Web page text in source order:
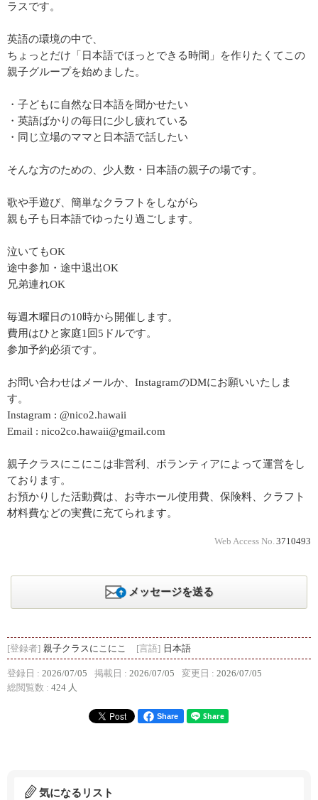
ラスです。
英語の環境の中で、
ちょっとだけ「日本語でほっとできる時間」を作りたくてこの
親子グループを始めました。
・子どもに自然な日本語を聞かせたい
・英語ばかりの毎日に少し疲れている
・同じ立場のママと日本語で話したい
そんな方のための、少人数・日本語の親子の場です。
歌や手遊び、簡単なクラフトをしながら
親も子も日本語でゆったり過ごします。
泣いてもOK
途中参加・途中退出OK
兄弟連れOK
毎週木曜日の10時から開催します。
費用はひと家庭1回5ドルです。
参加予約必須です。
お問い合わせはメールか、InstagramのDMにお願いいたしま
す。
Instagram : @nico2.hawaii
Email : nico2co.hawaii@gmail.com
親子クラスにこにこは非営利、ボランティアによって運営をし
ております。
お預かりした活動費は、お寺ホール使用費、保険料、クラフト
材料費などの実費に充てられます。
Web Access No. 3710493
メッセージを送る
[登録者] 親子クラスにこにこ [言語] 日本語
登録日 : 2026/07/05 掲載日 : 2026/07/05 変更日 : 2026/07/05
総閲覧数 : 424 人
Share
気になるリスト